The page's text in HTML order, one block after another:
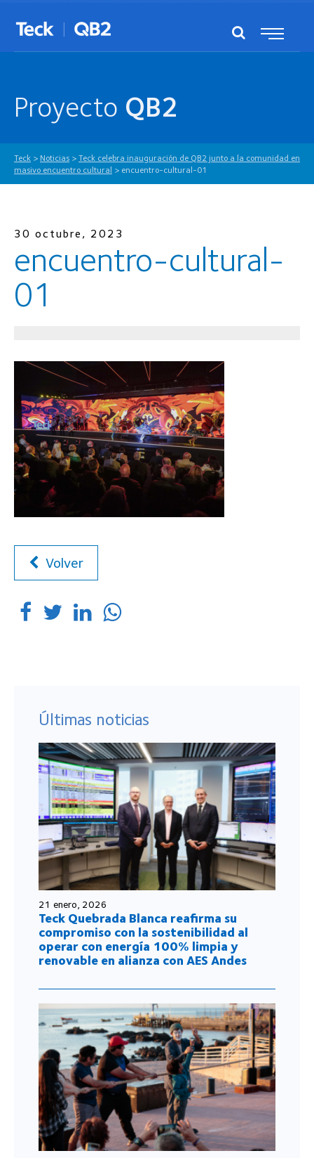
Proyecto QB2
Teck > Noticias > Teck celebra inauguración de QB2 junto a la comunidad en
masivo encuentro cultural > encuentro-cultural-01
30 octubre, 2023
encuentro-cultural-
01
Volver
Últimas noticias
21 enero, 2026
Teck Quebrada Blanca reafirma su
compromiso con la sostenibilidad al
operar con energía 100% limpia y
renovable en alianza con AES Andes